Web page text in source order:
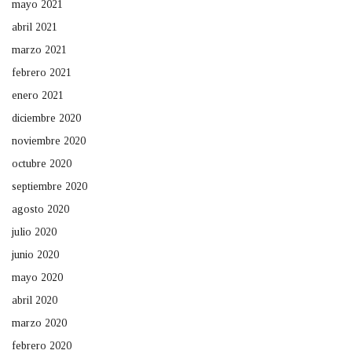
mayo 2021
abril 2021
marzo 2021
febrero 2021
enero 2021
diciembre 2020
noviembre 2020
octubre 2020
septiembre 2020
agosto 2020
julio 2020
junio 2020
mayo 2020
abril 2020
marzo 2020
febrero 2020